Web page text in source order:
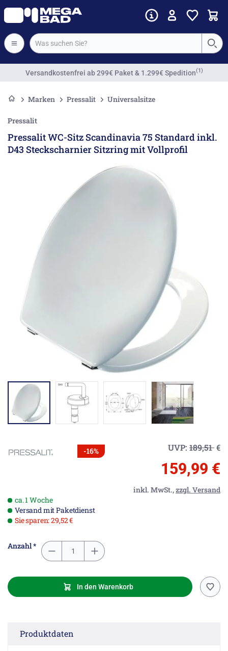
Versandkostenfrei ab 299€ Paket & 1.299€ Spedition(1)
Marken Pressalit Universalsitze
Pressalit
Pressalit WC-Sitz Scandinavia 75 Standard inkl.
D43 Steckscharnier Sitzring mit Vollprofil
-16% UVP: 189,51€
159,99 €
inkl. MwSt.,zzgl. Versand
ca. 1 Woche
Versand mit Paketdienst
Sie sparen: 29,52 €
Anzahl *
In den Warenkorb
Produktdaten